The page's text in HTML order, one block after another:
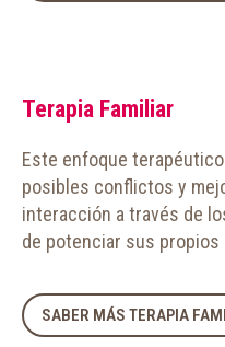
Terapia Familiar
Este enfoque
posibles conflictos y
interacción a través de
de potenciar sus
SABER MÁS TERAPIA